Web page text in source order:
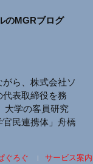
のMGRブログ
ら、株式会社ソ
表取締役を務
大学の客員研究
民連携体」舟橋
ぐろぐ
サービス案内